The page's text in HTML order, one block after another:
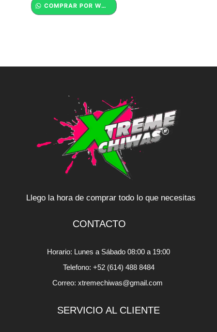
COMPRAR POR WHATSAPP
Llego la hora de comprar todo lo que necesitas
CONTACTO
Horario: Lunes a Sábado 08:00 a 19:00
Telefono: +52 (614) 488 8484
Correo: xtremechiwas@gmail.com
SERVICIO AL CLIENTE